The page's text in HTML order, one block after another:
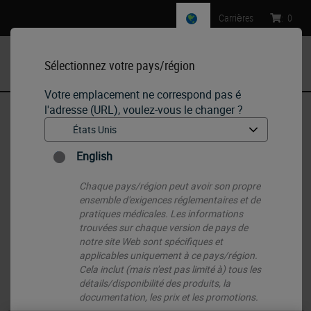
Sélectionnez votre pays/région
Votre emplacement ne correspond pas é
l'adresse (URL), voulez-vous le changer ?
English
Chaque pays/région peut avoir son propre
ensemble d'exigences réglementaires et de
pratiques médicales. Les informations
trouvées sur chaque version de pays de
notre site Web sont spécifiques et
applicables uniquement à ce pays/région.
Cela inclut (mais n'est pas limité à) tous les
détails/disponibilité des produits, la
documentation, les prix et les promotions.
Carrières : 0
IHC & ISH • ISH Probes - Molecular Pathology
BOND RNA Positive Control